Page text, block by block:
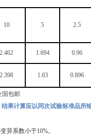
10 5 2.5
2.462 1.694 0.96
2.398 1.63 0.896
果计算应以同次试验标准品所
异系数小于10%。